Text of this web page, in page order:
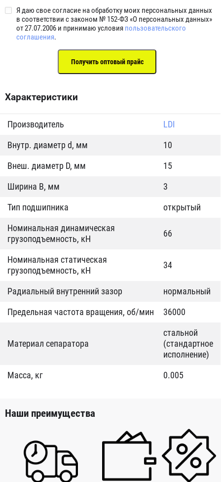
Я даю свое согласие на обработку моих персональных данных
в соответствии с законом № 152-ФЗ «О персональных данных»
от 27.07.2006 и принимаю условия пользовательского
соглашения.
Характеристики
Производитель
LDI
Внутр. диаметр d, мм
10
Внеш. диаметр D, мм
15
Ширина B, мм
3
Тип подшипника
открытый
Номинальная динамическая
грузоподъемность, кН
66
Номинальная статическая
грузоподъемность, кН
34
Радиальный внутренний зазор
нормальный
Предельная частота вращения, об/мин
36000
Материал сепаратора
стальной
(стандартное
исполнение)
Масса, кг
0.005
Наши преимущества